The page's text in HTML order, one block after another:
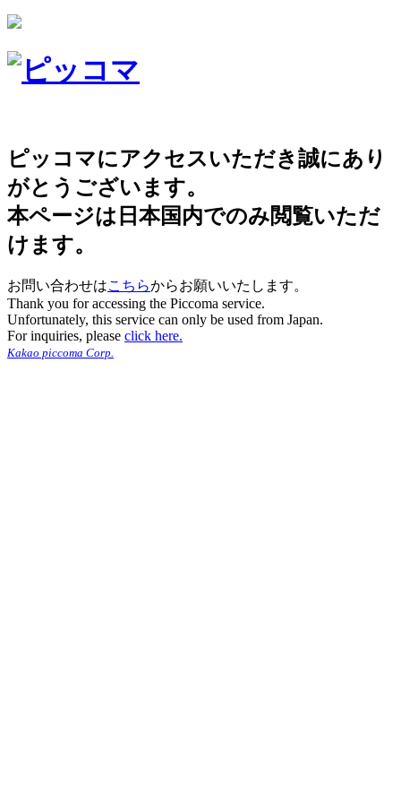
ピッコマにアクセスいただき誠にあり
がとうございます。
本ページは日本国内でのみ閲覧いただ
けます。
お問い合わせはこちらからお願いいたします。
Thank you for accessing the Piccoma service.
Unfortunately, this service can only be used from Japan.
For inquiries, please click here.
Kakao piccoma Corp.